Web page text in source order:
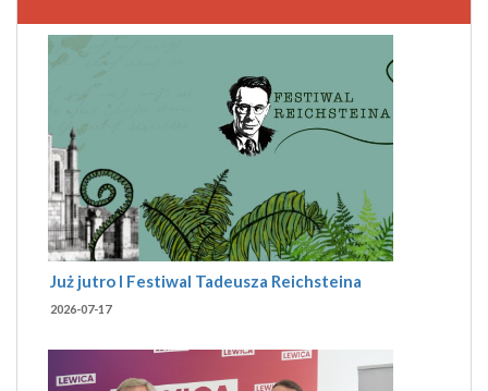
Już jutro I Festiwal Tadeusza Reichsteina
2026-07-17